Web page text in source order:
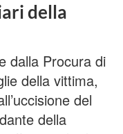
della
dalla Procura di
della vittima,
del
della